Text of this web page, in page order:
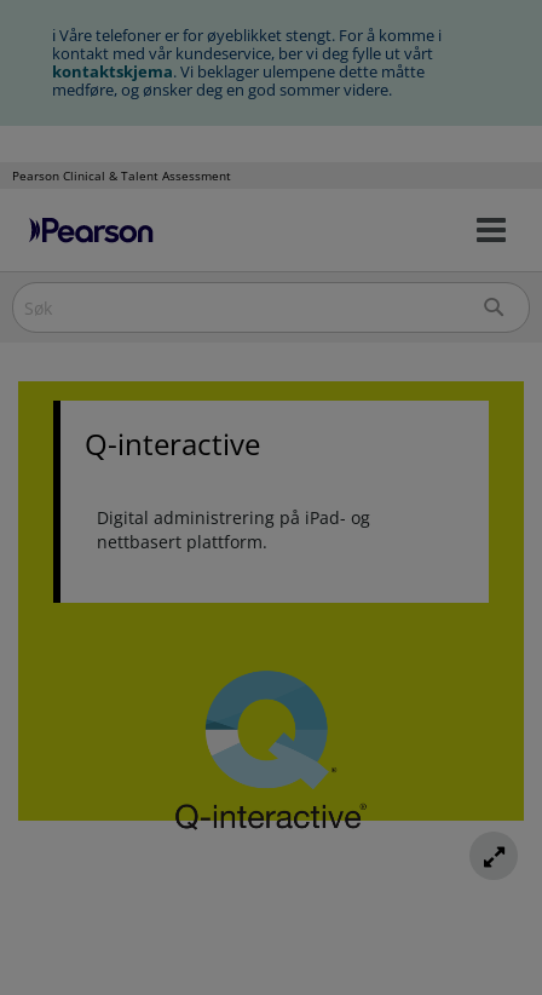
ℹ Våre telefoner er for øyeblikket stengt. For å komme i
kontakt med vår kundeservice, ber vi deg fylle ut vårt
kontaktskjema. Vi beklager ulempene dette måtte
medføre, og ønsker deg en god sommer videre.
Pearson Clinical & Talent Assessment
Hopp
innhold
Q-interactive
Digital administrering på iPad- og
nettbasert plattform.